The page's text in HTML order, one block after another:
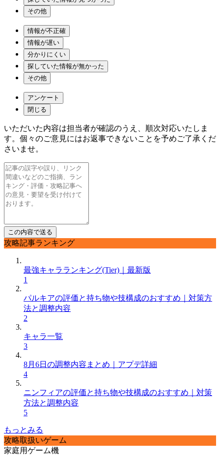
その他
情報が不正確
情報が遅い
分かりにくい
探していた情報が無かった
その他
アンケート
閉じる
いただいた内容は担当者が確認のうえ、順次対応いたしま
す。個々のご意見にはお返事できないことを予めご了承くだ
さいませ。
攻略記事ランキング
最強キャラランキング(Tier)｜最新版
1
パルキアの評価と持ち物や技構成のおすすめ｜対策方
法と調整内容
2
キャラ一覧
3
8月6日の調整内容まとめ｜アプデ詳細
4
ニンフィアの評価と持ち物や技構成のおすすめ｜対策
方法と調整内容
5
もっとみる
攻略取扱いゲーム
家庭用ゲーム機